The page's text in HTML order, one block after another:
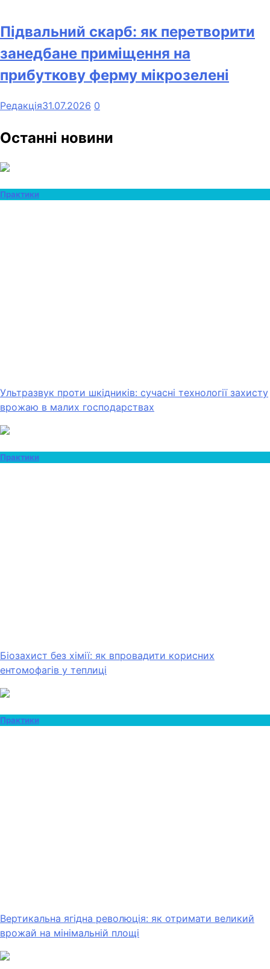
Підвальний скарб: як перетворити
занедбане приміщення на
прибуткову ферму мікрозелені
Редакція31.07.2026 0
Останні новини
Практики
Ультразвук проти шкідників: сучасні технології захисту
врожаю в малих господарствах
Практики
Біозахист без хімії: як впровадити корисних
ентомофагів у теплиці
Практики
Вертикальна ягідна революція: як отримати великий
врожай на мінімальній площі